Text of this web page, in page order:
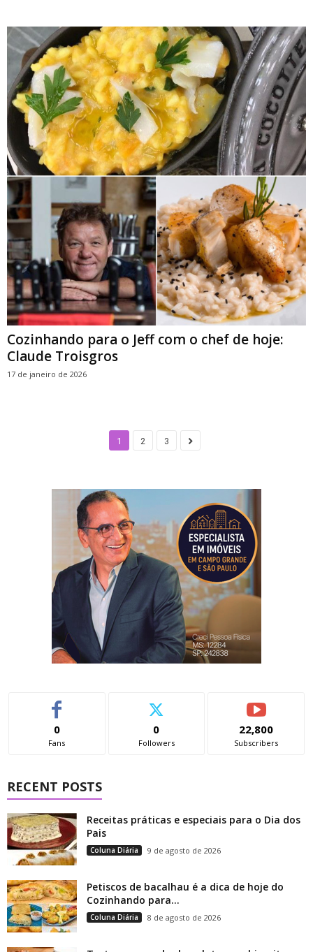
Cozinhando para o Jeff com o chef de hoje:
Claude Troisgros
17 de janeiro de 2026
1 2 3
0
Fans
0
Followers
22,800
Subscribers
RECENT POSTS
Receitas práticas e especiais para o Dia dos
Pais
Coluna Diária 9 de agosto de 2026
Petiscos de bacalhau é a dica de hoje do
Cozinhando para...
Coluna Diária 8 de agosto de 2026